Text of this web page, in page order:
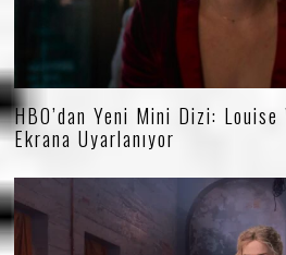
HBO’dan Yeni Mini Dizi: Louise
Ekrana Uyarlanıyor